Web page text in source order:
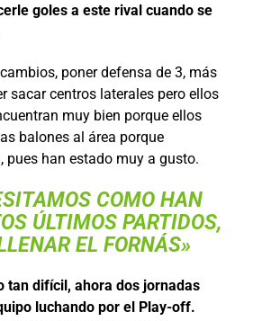
goles a este rival cuando se
poner defensa de 3, más
sacar centros laterales pero ellos
muy bien porque ellos
balones al área porque
pues han estado muy a gusto.
COMO HAN
ÚLTIMOS PARTIDOS,
EL FORNÁS»
tan difícil, ahora dos jornadas
luchando por el Play-off.